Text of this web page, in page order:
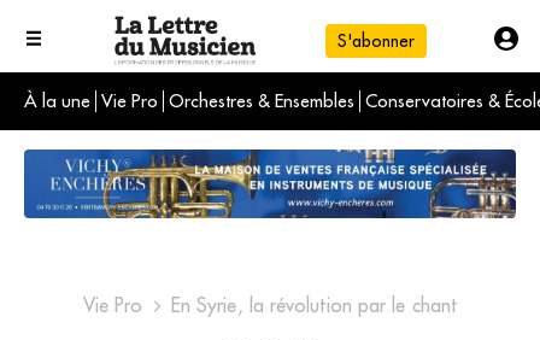
S'abonner
À la une Vie Pro Orchestres & Ensembles Conservatoires &
L'info du jour
Le numéro du mois
International
Vie Pro En Syrie, la révolution par le chant